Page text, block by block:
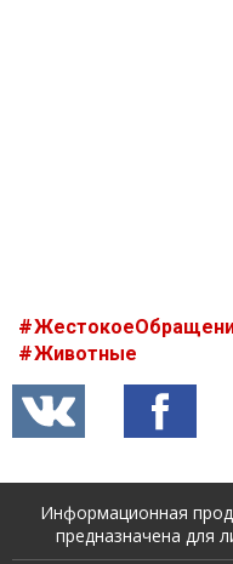
Животные
Информационная
предназначена для